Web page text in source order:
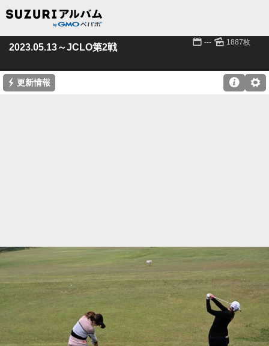
2023.05.13～JCLO第2戦 📅 --- 🌄 1887枚
⚡ 更新情報 ⚙
